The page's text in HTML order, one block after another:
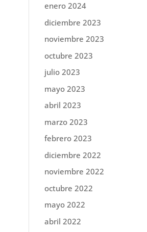
enero 2024
diciembre 2023
noviembre 2023
octubre 2023
julio 2023
mayo 2023
abril 2023
marzo 2023
febrero 2023
diciembre 2022
noviembre 2022
octubre 2022
mayo 2022
abril 2022